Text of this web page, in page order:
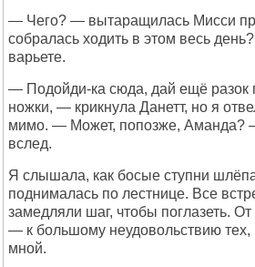
— Чего? — вытаращилась Мисси
собралась ходить в этом весь
варьете.
— Подойди-ка сюда, дай ещё разок
ножки, — крикнула Данетт, но я
мимо. — Может, попозже, Аманда?
вслед.
Я слышала, как босые ступни
поднималась по лестнице. Все
замедляли шаг, чтобы поглазеть. От
— к большому неудовольствию тех,
мной.